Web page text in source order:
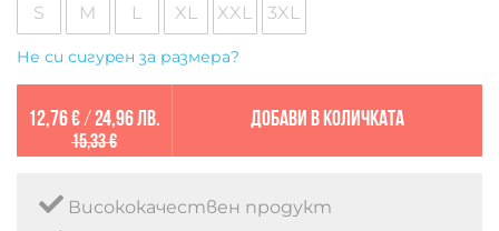
S M L XL XXL 3XL
Не си сигурен за размера?
12,76 €/ 24,96 лв.
15,33 €
Добави в количката
Висококачествен продукт